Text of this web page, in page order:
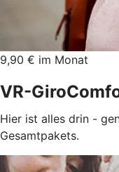
9,90 € im Monat
VR-
Hier ist alles drin -
Gesamtpakets.